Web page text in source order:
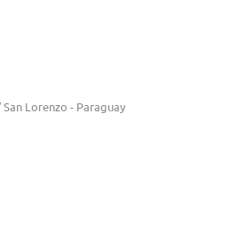
Lorenzo - Paraguay